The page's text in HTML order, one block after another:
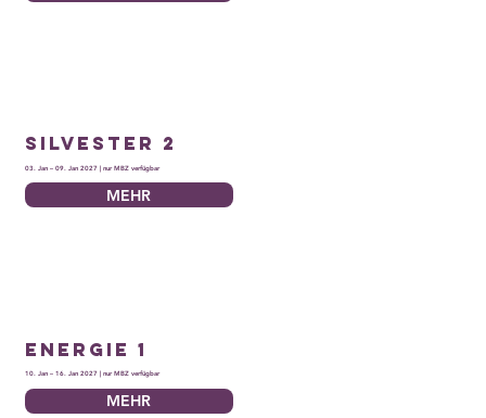
Silvester 2
03. Jan – 09. Jan 2027 | nur MBZ verfügbar
MEHR
Energie 1
10. Jan – 16. Jan 2027 | nur MBZ verfügbar
MEHR